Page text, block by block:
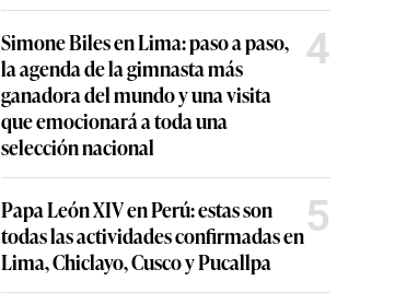
Simone Biles en Lima: paso a paso,
la agenda de la gimnasta más
ganadora del mundo y una visita
que emocionará a toda una
selección nacional
4
Papa León XIV en Perú: estas son
todas las actividades confirmadas en
Lima, Chiclayo, Cusco y Pucallpa
5